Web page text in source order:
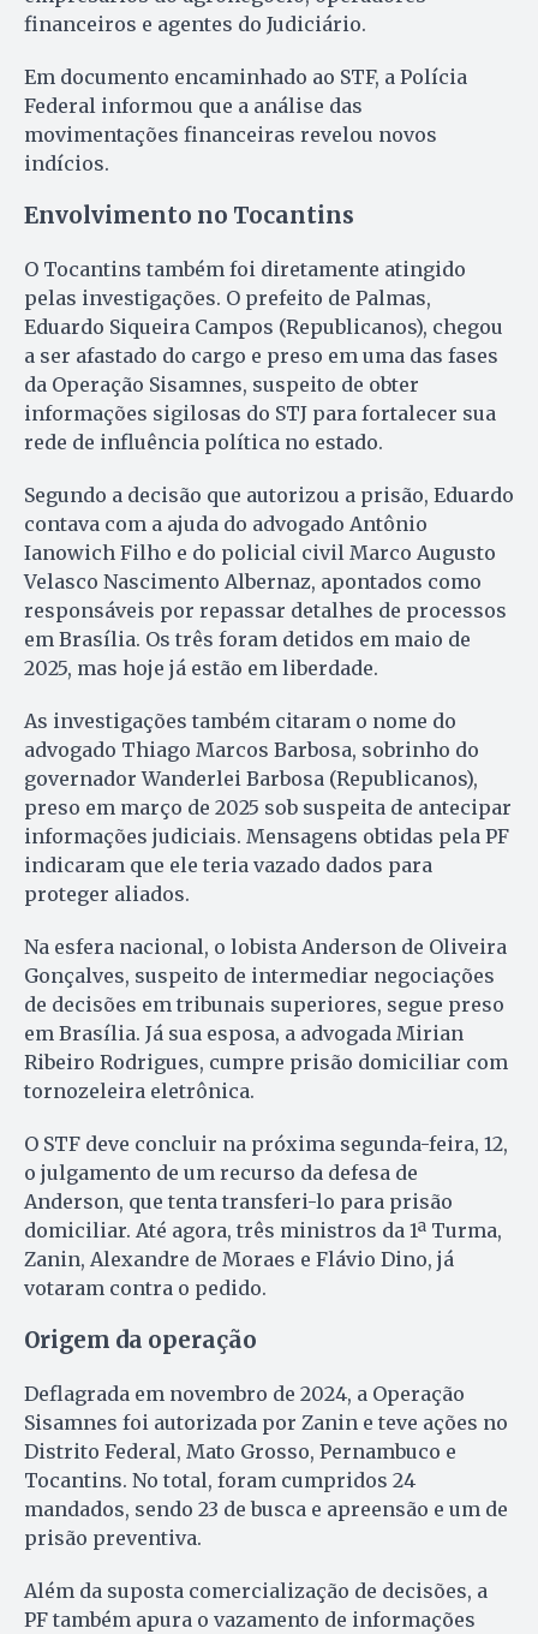
financeiros e agentes do Judiciário.
Em documento encaminhado ao STF, a Polícia
Federal informou que a análise das
movimentações financeiras revelou novos
indícios.
Envolvimento no Tocantins
O Tocantins também foi diretamente atingido
pelas investigações. O prefeito de Palmas,
Eduardo Siqueira Campos (Republicanos), chegou
a ser afastado do cargo e preso em uma das fases
da Operação Sisamnes, suspeito de obter
informações sigilosas do STJ para fortalecer sua
rede de influência política no estado.
Segundo a decisão que autorizou a prisão, Eduardo
contava com a ajuda do advogado Antônio
Ianowich Filho e do policial civil Marco Augusto
Velasco Nascimento Albernaz, apontados como
responsáveis por repassar detalhes de processos
em Brasília. Os três foram detidos em maio de
2025, mas hoje já estão em liberdade.
As investigações também citaram o nome do
advogado Thiago Marcos Barbosa, sobrinho do
governador Wanderlei Barbosa (Republicanos),
preso em março de 2025 sob suspeita de antecipar
informações judiciais. Mensagens obtidas pela PF
indicaram que ele teria vazado dados para
proteger aliados.
Na esfera nacional, o lobista Anderson de Oliveira
Gonçalves, suspeito de intermediar negociações
de decisões em tribunais superiores, segue preso
em Brasília. Já sua esposa, a advogada Mirian
Ribeiro Rodrigues, cumpre prisão domiciliar com
tornozeleira eletrônica.
O STF deve concluir na próxima segunda-feira, 12,
o julgamento de um recurso da defesa de
Anderson, que tenta transferi-lo para prisão
domiciliar. Até agora, três ministros da 1ª Turma,
Zanin, Alexandre de Moraes e Flávio Dino, já
votaram contra o pedido.
Origem da operação
Deflagrada em novembro de 2024, a Operação
Sisamnes foi autorizada por Zanin e teve ações no
Distrito Federal, Mato Grosso, Pernambuco e
Tocantins. No total, foram cumpridos 24
mandados, sendo 23 de busca e apreensão e um de
prisão preventiva.
Além da suposta comercialização de decisões, a
PF também apura o vazamento de informações